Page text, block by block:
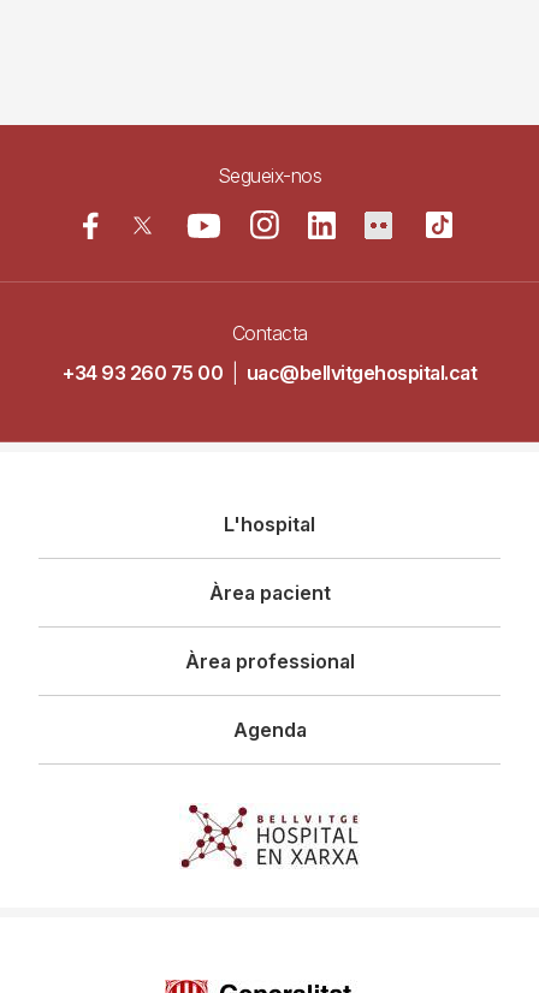
Segueix-nos
Contacta
+34 93 260 75 00
uac@bellvitgehospital.cat
principal
L'hospital
Àrea pacient
Àrea professional
Agenda